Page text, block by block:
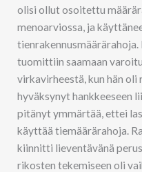
olisi ollut osoitettu
menoarviossa, ja
tuomittiin saamaan
virkavirheestä, kun hän
hyväksynyt hankkeeseen
pitänyt ymmärtää, ettei
käyttää tiemäärärahoja.
kiinnitti lieventävänä
rikosten tekemiseen oli